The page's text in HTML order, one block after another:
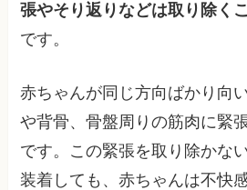
張やそり返りなどは取り除く
です。
赤ちゃんが同じ方向ばかり向
や背骨、骨盤周りの筋肉に緊
です。この緊張を取り除かな
装着しても、赤ちゃんは不快